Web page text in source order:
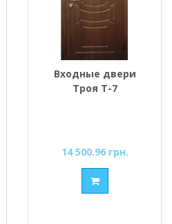
Входные двери
Троя Т-7
14 500.96 грн.